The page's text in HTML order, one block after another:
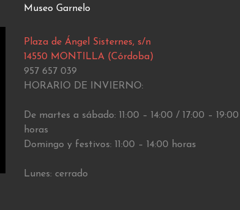
Museo Garnelo
Plaza de Ángel Sisternes, s/n
14550 MONTILLA (Córdoba)
957 657 039
HORARIO DE INVIERNO:
De martes a sábado: 11:00 – 14:00 / 17:00 – 19:00
horas
Domingo y festivos: 11:00 – 14:00 horas
Lunes: cerrado